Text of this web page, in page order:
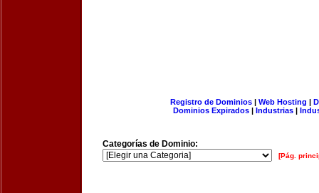
Registro de Dominios| Web Hosting |
Dominios Expirados | Industrias |
Categorías de Dominio:
[Pág.